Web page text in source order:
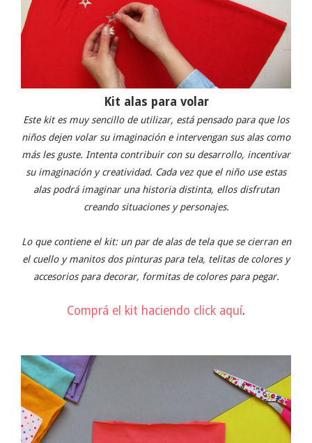
Kit alas para volar
Este kit es muy sencillo de utilizar, está pensado para que los
niños dejen volar su imaginación e intervengan sus alas como
más les guste. Intenta contribuir con su desarrollo, incentivar
su imaginación y creatividad. Cada vez que el niño use estas
alas podrá imaginar una historia distinta, ellos disfrutan
creando situaciones y personajes.
Lo que contiene el kit: un par de alas de tela que se cierran en
el cuello y manitos dos pinturas para tela, telitas de colores y
accesorios para decorar, formitas de colores para pegar.
Comprá el kit haciendo click aquí.